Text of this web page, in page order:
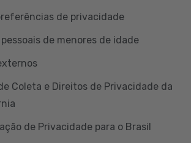
de privacidade
de menores de idade
Coleta e Direitos de Privacidade da
de Privacidade para o Brasil